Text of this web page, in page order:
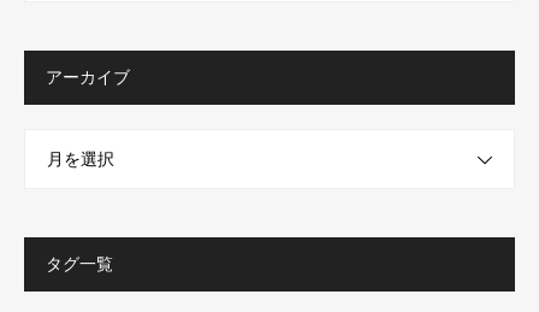
アーカイブ
月を選択
タグ一覧